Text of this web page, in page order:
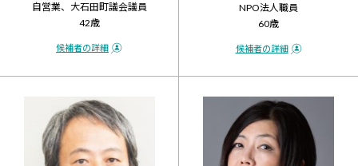
自営業、大石田町議会議員
42歳
候補者の詳細
NPO法人職員
60歳
候補者の詳細